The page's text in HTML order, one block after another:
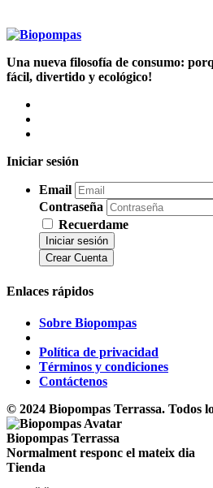
Una nueva filosofía de consumo:
fácil, divertido y ecológico!
Iniciar sesión
Email
Contraseña
Recuerdame
Iniciar sesión
Crear Cuenta
Enlaces rápidos
Sobre Biopompas
Política de privacidad
Términos y condiciones
Contáctenos
© 2024 Biopompas Terrassa. Todos
Biopompas Terrassa
Normalment responc el mateix dia
Tienda